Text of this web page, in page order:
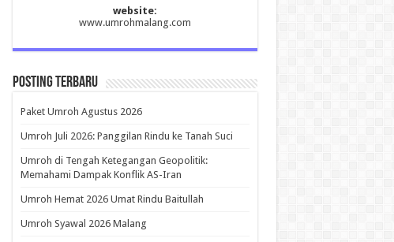
website:
www.umrohmalang.com
Posting Terbaru
Paket Umroh Agustus 2026
Umroh Juli 2026: Panggilan Rindu ke Tanah Suci
Umroh di Tengah Ketegangan Geopolitik:
Memahami Dampak Konflik AS-Iran
Umroh Hemat 2026 Umat Rindu Baitullah
Umroh Syawal 2026 Malang